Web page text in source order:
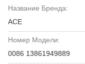
Название Бренда:
ACE
Номер Модели:
0086 13861949889